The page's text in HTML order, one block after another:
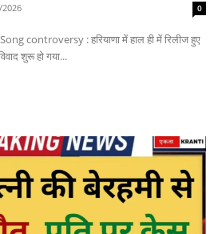
0
controversy : हरियाणा में हाल ही में रिलीज हुए
शुरू हो गया...